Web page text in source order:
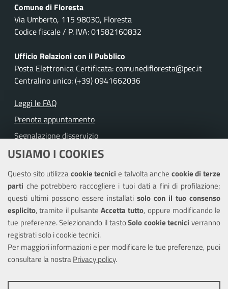
USIAMO I COOKIES
Questo sito utilizzacookie tecnicie talvolta anche cookie di terze
parti che potrebbero raccogliere i tuoi dati a fini di profilazione;
questi ultimi possono essere installati solo con il tuo consenso
esplicito, tramite il pulsante Accetta tutto, oppure modificando le
tue preferenze. Selezionando il tastoSolo cookie tecnici verranno
registrati solo i cookie tecnici.
Per maggiori informazioni e per modificare le tue preferenze, puoi
consultare la nostraPrivacy policy.
Comune di Floresta
Via Umberto, 115 98030, Floresta
Codice fiscale / P. IVA: 01582160832
Ufficio Relazioni con il Pubblico
Posta Elettronica Certificata: comunedifloresta@pec.it
Centralino unico: (+39) 0941662036
Leggi le FAQ
Prenota appuntamento
Segnalazione disservizio
Richiesta assistenza
Amministrazione trasparente
Informativa privacy
Note legali
Piano di miglioramento dei servizi
Dichiarazione di accessibilità